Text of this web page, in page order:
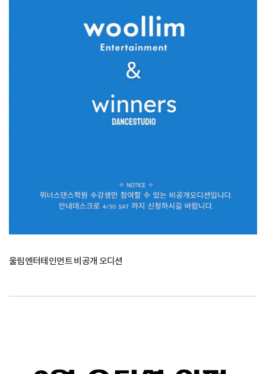
울림엔터테인먼트 비공개 오디션